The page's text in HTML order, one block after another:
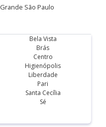
Grande São Paulo
Bela Vista
Brás
Centro
Higienópolis
Liberdade
Pari
Santa Cecília
Sé